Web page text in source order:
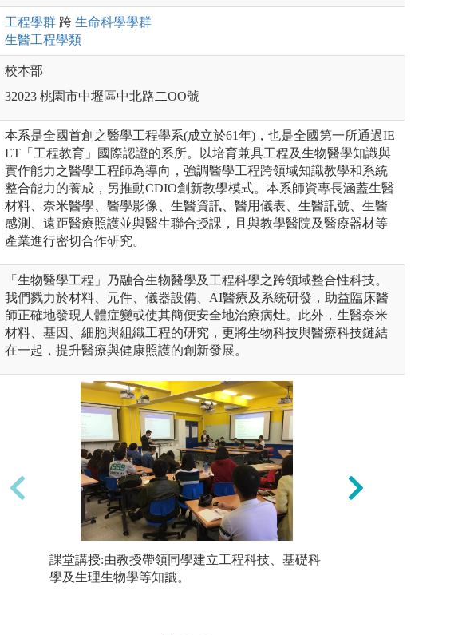
工程學群 跨 生命科學學群
生醫工程學類
校本部
32023 桃園市中壢區中北路二OO號
本系是全國首創之醫學工程學系(成立於61年)，也是全國第一所通過IE
ET「工程教育」國際認證的系所。以培育兼具工程及生物醫學知識與
實作能力之醫學工程師為導向，強調醫學工程跨領域知識教學和系統
整合能力的養成，另推動CDIO創新教學模式。本系師資專長涵蓋生醫
材料、奈米醫學、醫學影像、生醫資訊、醫用儀表、生醫訊號、生醫
感測、遠距醫療照護並與醫生聯合授課，且與教學醫院及醫療器材等
產業進行密切合作研究。
「生物醫學工程」乃融合生物醫學及工程科學之跨領域整合性科技。
我們戮力於材料、元件、儀器設備、AI醫療及系統研發，助益臨床醫
師正確地發現人體症變或使其簡便安全地治療病灶。此外，生醫奈米
材料、基因、細胞與組織工程的研究，更將生物科技與醫療科技鏈結
在一起，提升醫療與健康照護的創新發展。
2. 解剖學科學習: 與中國醫藥大學醫學系合作，進
行大體老師教學。
課堂講授:由教授帶領同學建立工程科技、基礎科
學及生理生物學等知識。